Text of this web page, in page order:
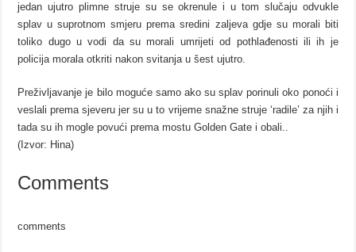
jedan ujutro plimne struje su se okrenule i u tom slučaju odvukle
splav u suprotnom smjeru prema sredini zaljeva gdje su morali biti
toliko dugo u vodi da su morali umrijeti od pothlađenosti ili ih je
policija morala otkriti nakon svitanja u šest ujutro.
Preživljavanje je bilo moguće samo ako su splav porinuli oko ponoći i
veslali prema sjeveru jer su u to vrijeme snažne struje ‘radile’ za njih i
tada su ih mogle povući prema mostu Golden Gate i obali..
(Izvor: Hina)
Comments
comments